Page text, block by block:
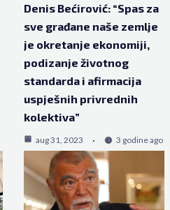
Denis Bećirović: “Spas za
sve građane naše zemlje
je okretanje ekonomiji,
podizanje životnog
standarda i afirmacija
uspješnih privrednih
kolektiva”
aug 31, 2023 3 godine ago